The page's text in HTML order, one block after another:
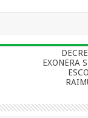
EXONERA